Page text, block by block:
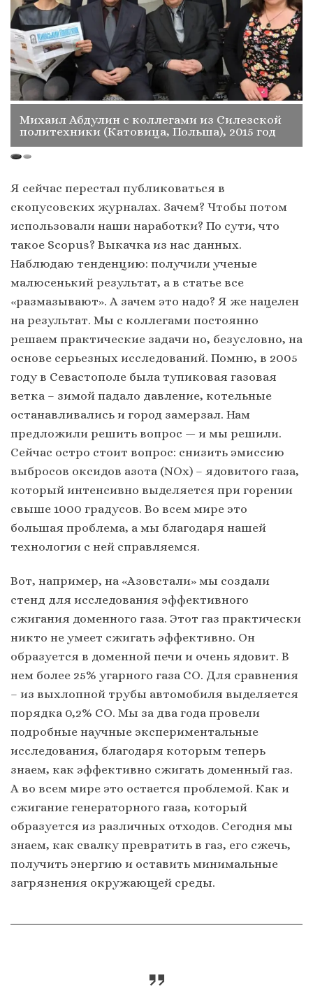
Михаил Абдулин с коллегами из Силезской
политехники (Катовица, Польша), 2015 год
Я сейчас перестал публиковаться в
скопусовских журналах. Зачем? Чтобы потом
использовали наши наработки? По сути, что
такое Scopus? Выкачка из нас данных.
Наблюдаю тенденцию: получили ученые
малюсенький результат, а в статье все
«размазывают». А зачем это надо? Я же нацелен
на результат. Мы с коллегами постоянно
решаем практические задачи но, безусловно, на
основе серьезных исследований. Помню, в 2005
году в Севастополе была тупиковая газовая
ветка – зимой падало давление, котельные
останавливались и город замерзал. Нам
предложили решить вопрос — и мы решили.
Сейчас остро стоит вопрос: снизить эмиссию
выбросов оксидов азота (NOх) – ядовитого газа,
который интенсивно выделяется при горении
свыше 1000 градусов. Во всем мире это
большая проблема, а мы благодаря нашей
технологии с ней справляемся.
Вот, например, на «Азовстали» мы создали
стенд для исследования эффективного
сжигания доменного газа. Этот газ практически
никто не умеет сжигать эффективно. Он
образуется в доменной печи и очень ядовит. В
нем более 25% угарного газа СО. Для сравнения
– из выхлопной трубы автомобиля выделяется
порядка 0,2% СО. Мы за два года провели
подробные научные экспериментальные
исследования, благодаря которым теперь
знаем, как эффективно сжигать доменный газ.
А во всем мире это остается проблемой. Как и
сжигание генераторного газа, который
образуется из различных отходов. Сегодня мы
знаем, как свалку превратить в газ, его сжечь,
получить энергию и оставить минимальные
загрязнения окружающей среды.